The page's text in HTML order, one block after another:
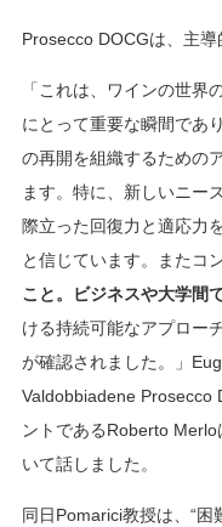
Prosecco DOCGは、主導
「これは、ワインの世界
にとって重要な瞬間であ
の再開を組織するための
ます。特に、新しいニー
際立った回復力と適応力
と信じています。またコ
こと。ビジネスや大学間
ける持続可能なアプロー
が確認されました。」
Valdobbiadene Prosecco
ントであるRoberto
いて話しました。
同日Pomarici教授は、“困